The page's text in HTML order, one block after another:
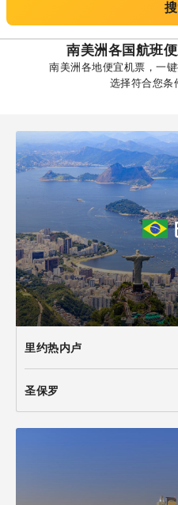
南美洲各国航班
南美洲各地便宜机票，一
选择符合您条
里约热内卢
圣保罗